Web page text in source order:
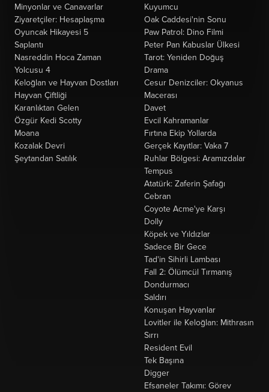
Minyonlar ve Canavarlar
Ziyaretçiler: Hesaplaşma
Oyuncak Hikayesi 5
Saplantı
Nasreddin Hoca Zaman
Yolcusu 4
Keloğlan ve Hayvan Dostları
Hayvan Çiftliği
Karanlıktan Gelen
Özgür Kedi Scotty
Moana
Kozalak Devri
Şeytandan Satılık
Kuyumcu
Oak Caddesi'nin Sonu
Paw Patrol: Dino Filmi
Peter Pan Kabuslar Ülkesi
Tarot: Yeniden Doğuş
Drama
Cesur Denizciler: Okyanus
Macerası
Davet
Evcil Kahramanlar
Fırtına Ekip Yollarda
Gerçek Kayıtlar: Vaka 7
Ruhlar Bölgesi: Aramızdalar
Tempus
Atatürk: Zaferin Şafağı
Cebran
Coyote Acme'ye Karşı
Dolly
Köpek ve Yıldızlar
Sadece Bir Gece
Tad'in Sihirli Lambası
Fall 2: Ölümcül Tırmanış
Dondurmacı
Saldırı
Konuşan Hayvanlar
Lovitler ile Keloğlan: Mithrasın
Sırrı
Resident Evil
Tek Başına
Digger
Efsaneler Takımı: Görev